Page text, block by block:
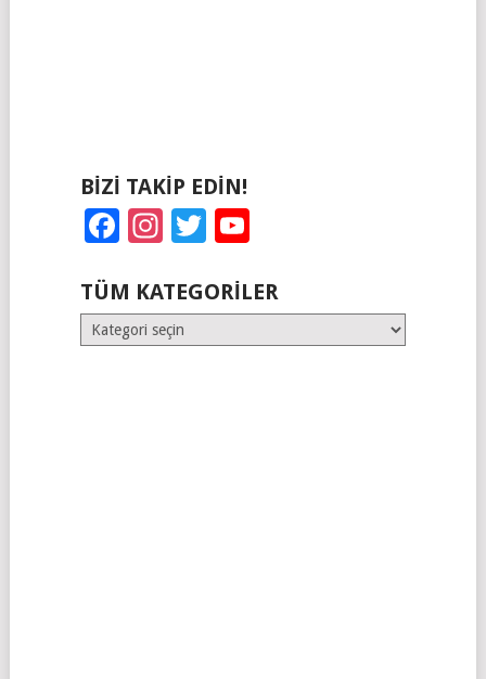
BIZI TAKIP EDIN!
Facebook
Instagram
Twitter
TÜM KATEGORILER
Tüm
Kategoriler